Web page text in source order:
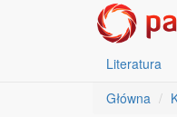
Literatura
Główna